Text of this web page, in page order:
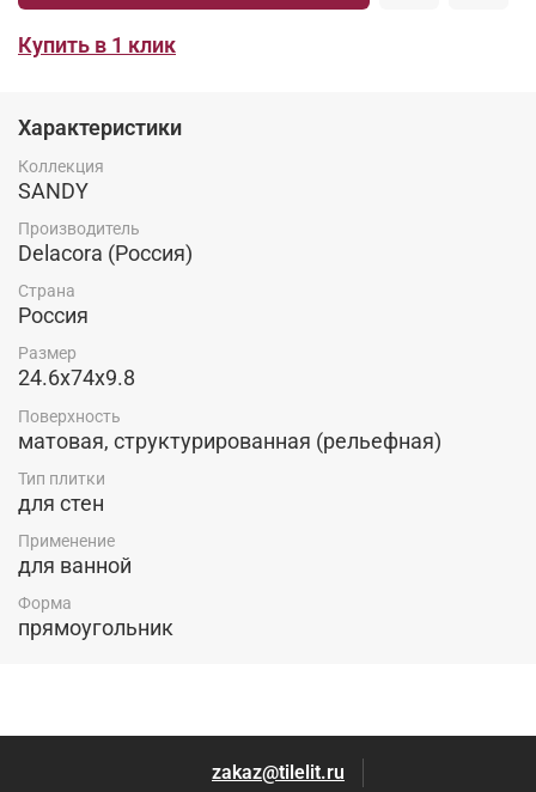
Купить в 1 клик
Характеристики
Коллекция
SANDY
Производитель
Delacora (Россия)
Страна
Россия
Размер
24.6x74x9.8
Поверхность
матовая, структурированная (рельефная)
Тип плитки
для стен
Применение
для ванной
Форма
прямоугольник
zakaz@tilelit.ru